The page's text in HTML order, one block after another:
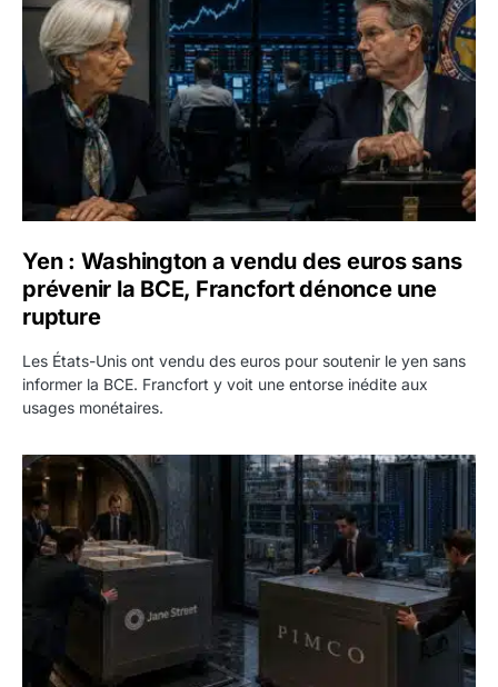
Yen : Washington a vendu des euros sans
prévenir la BCE, Francfort dénonce une
rupture
Les États-Unis ont vendu des euros pour soutenir le yen sans
informer la BCE. Francfort y voit une entorse inédite aux
usages monétaires.
Jane Street négocie le transfert de 11 milliards de